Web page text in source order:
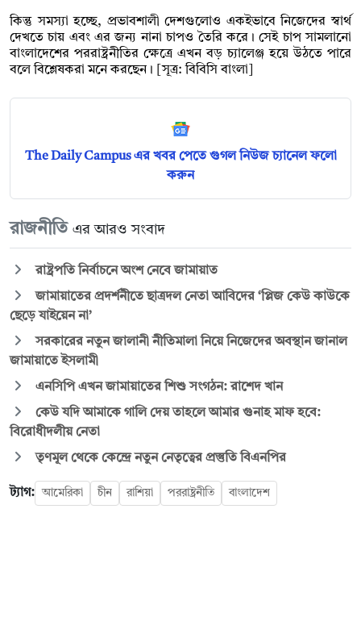
কিন্তু সমস্যা হচ্ছে, প্রভাবশালী দেশগুলোও একইভাবে নিজেদের স্বার্থ
দেখতে চায় এবং এর জন্য নানা চাপও তৈরি করে। সেই চাপ সামলানো
বাংলাদেশের পররাষ্ট্রনীতির ক্ষেত্রে এখন বড় চ্যালেঞ্জ হয়ে উঠতে পারে
বলে বিশ্লেষকরা মনে করছেন। [সূত্র: বিবিসি বাংলা]
The Daily Campus এর খবর পেতে গুগল নিউজ চ্যানেল ফলো
করুন
রাজনীতি এর আরও সংবাদ
রাষ্ট্রপতি নির্বাচনে অংশ নেবে জামায়াত
জামায়াতের প্রদর্শনীতে ছাত্রদল নেতা আবিদের ‘প্লিজ কেউ কাউকে
ছেড়ে যাইয়েন না’
সরকারের নতুন জালানী নীতিমালা নিয়ে নিজেদের অবস্থান জানাল
জামায়াতে ইসলামী
এনসিপি এখন জামায়াতের শিশু সংগঠন: রাশেদ খান
কেউ যদি আমাকে গালি দেয় তাহলে আমার গুনাহ মাফ হবে:
বিরোধীদলীয় নেতা
তৃণমূল থেকে কেন্দ্রে নতুন নেতৃত্বের প্রস্তুতি বিএনপির
ট্যাগ: আমেরিকা চীন রাশিয়া পররাষ্ট্রনীতি বাংলাদেশ